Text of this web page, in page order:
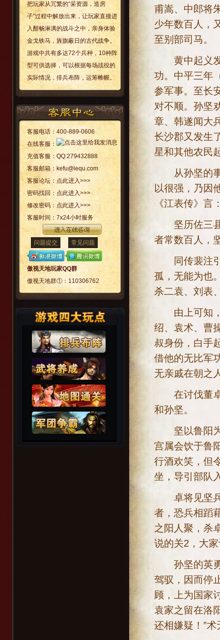
把玩家从冗繁的“采资源，造房
子”过程中解放出来，让玩家直接进
入酣畅淋漓的战斗之中，亲身体验
金戈铁马，旌旗蔽日的古代战争。
游戏中共有多达72个兵种，10种阵
型可供选择，可以根据每场战役的
实际情况，排兵布阵，运筹帷幄。
客服电话： 400-889-0606
在线客服：
充值客服： QQ:279432888
客服邮箱： kefu@lequ.com
客服论坛： 点此进入>>>
密码找回： 点此进入>>>
修改密码： 点此进入>>>
客服时间： 7x24小时服务
问题提交 常见问题
傲视天地玩家QQ群
傲视天地群①： 110306762
甫嵩、中郎将
少年数百人，
至别部司马。
黄中起义发
功。中平三年
参军事。至长
对不顺。孙坚
章、韩遂闻大
长沙郡又发生
星和其他农民
从孙坚的事
以很强，乃因
《江表传》言
坚历佐三县
者常数百人，
同传裴注引
孤，无能为也
杀二袁、刘表
由上可知，
绍、袁术、曹
叔身份，白手
借他的无比军
无亲戚在朝之
在讨伐董卓
和孙坚。
坚以鲁阳为
宫属会饮于鲁
行酒欢笑，但
坐，导引部队
卓将见坚兵
者，恐兵相蹈
之阳人聚，杀
说的关2，大
孙坚的英勇
驾驭，因而停
顾，上为国家
袁家之留在洛
还相嫌疑！”